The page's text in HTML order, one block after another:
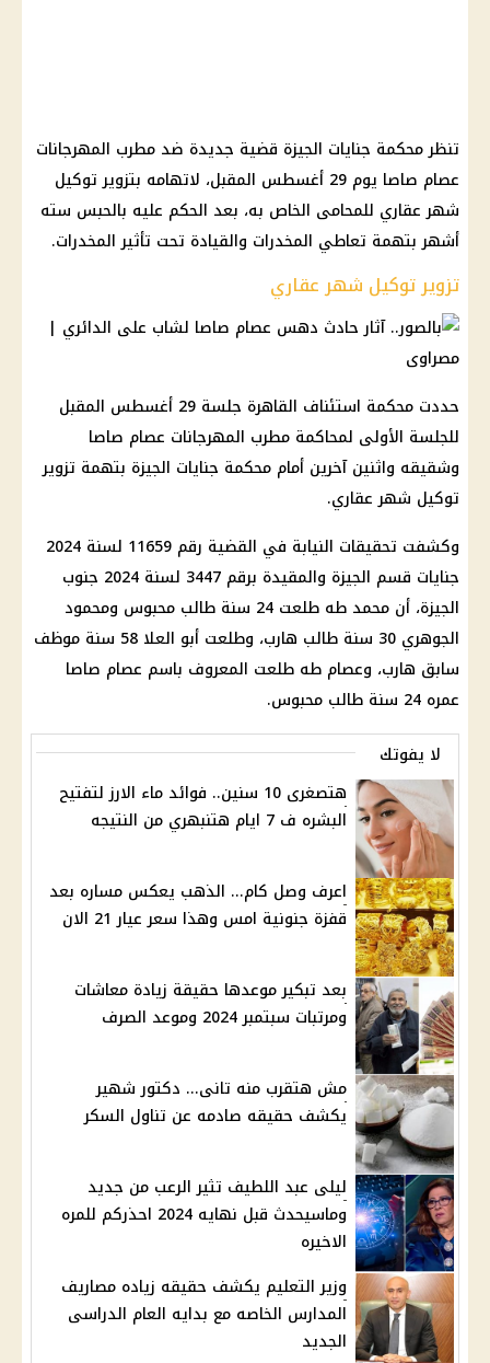
تنظر محكمة جنايات الجيزة قضية جديدة ضد مطرب المهرجانات
عصام صاصا يوم 29 أغسطس المقبل، لاتهامه بتزوير توكيل
شهر عقاري للمحامى الخاص به، بعد الحكم عليه بالحبس سته
أشهر بتهمة تعاطي المخدرات والقيادة تحت تأثير المخدرات.
تزوير توكيل شهر عقاري
حددت محكمة استئناف القاهرة جلسة 29 أغسطس المقبل
للجلسة الأولى لمحاكمة مطرب المهرجانات عصام صاصا
وشقيقه واثنين آخرين أمام محكمة جنايات الجيزة بتهمة تزوير
توكيل شهر عقاري.
وكشفت تحقيقات النيابة في القضية رقم 11659 لسنة 2024
جنايات قسم الجيزة والمقيدة برقم 3447 لسنة 2024 جنوب
الجيزة، أن محمد طه طلعت 24 سنة طالب محبوس ومحمود
الجوهري 30 سنة طالب هارب، وطلعت أبو العلا 58 سنة موظف
سابق هارب، وعصام طه طلعت المعروف باسم عصام صاصا
عمره 24 سنة طالب محبوس.
لا يفوتك
هتصغرى 10 سنين.. فوائد ماء الارز لتفتيح
البشره ف 7 ايام هتنبهري من النتيجه
اعرف وصل كام... الذهب يعكس مساره بعد
قفزة جنونية امس وهذا سعر عيار 21 الان
بعد تبكير موعدها حقيقة زيادة معاشات
ومرتبات سبتمبر 2024 وموعد الصرف
مش هتقرب منه تانى... دكتور شهير
يكشف حقيقه صادمه عن تناول السكر
ليلى عبد اللطيف تثير الرعب من جديد
وماسيحدث قبل نهايه 2024 احذركم للمره
الاخيره
وزير التعليم يكشف حقيقه زياده مصاريف
المدارس الخاصه مع بدايه العام الدراسى
الجديد